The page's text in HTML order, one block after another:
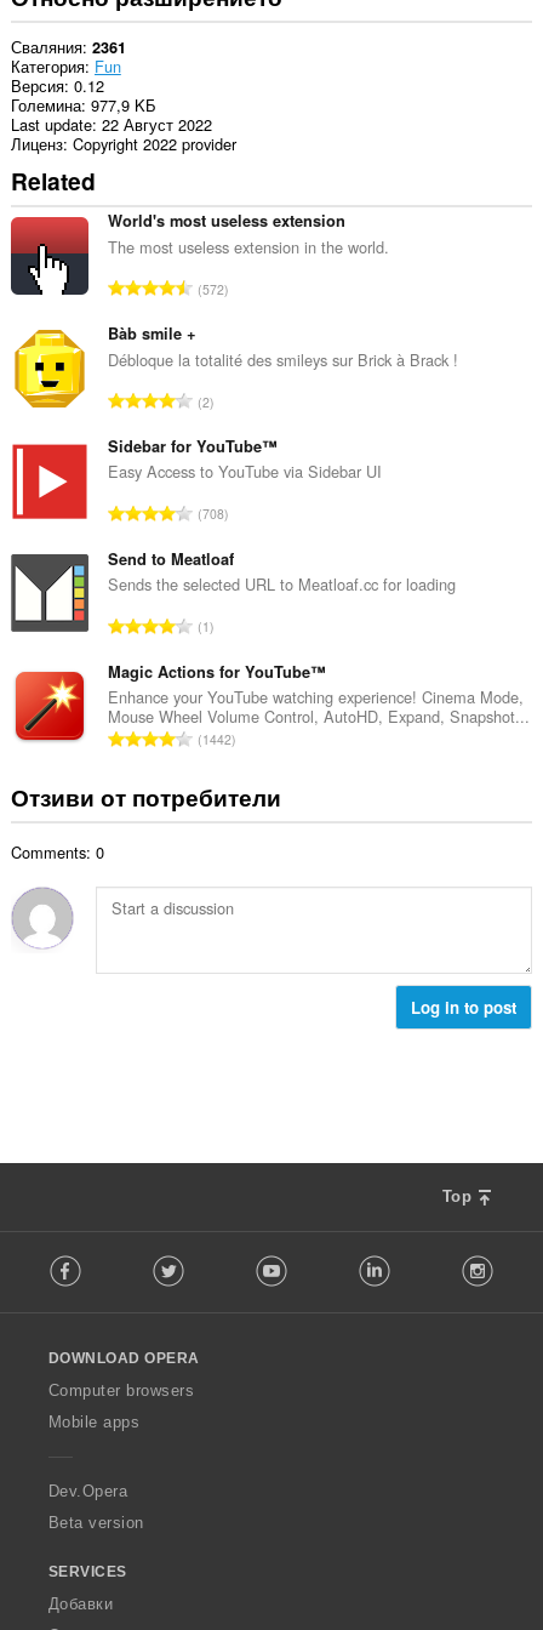
you
in
the
system
tray.
Сваляния 2361
Категория Fun
Версия 0.12
Големина 977,9 KБ
Last update 22 Август 2022
Лиценз Copyright 2022 provider
Related
World's most useless extension
The most useless extension in the world.
О
щ
б
о
о
ц
е
н
к
и
572
Bàb smile +
Débloque la totalité des smileys sur Brick à Brack !
О
щ
б
о
о
ц
е
н
к
и
:
2
Sidebar for YouTube™
Easy Access to YouTube via Sidebar UI
О
щ
б
о
о
ц
е
н
и
:
708
Send to Meatloaf
Sends the selected URL to Meatloaf.cc for loading
О
щ
б
р
о
о
ц
к
и
1
Magic Actions for YouTube™
Enhance your YouTube watching experience! Cinema Mode,
Mouse Wheel Volume Control, AutoHD, Expand, Snapshot...
О
щ
б
й
о
н
1442
Отзиви от потребители
Comments: 0
Log in to post
Top
o
w
O
p
a
Facebook Twitter Youtube LinkedIn
DOWNLOAD OPERA
Computer browsers
Mobile apps
Dev.Opera
Beta version
SERVICES
Добавки